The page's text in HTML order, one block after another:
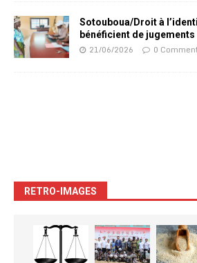
Sotouboua/Droit à
bénéficient de
21/06/2026 0
RETRO-IMAGES